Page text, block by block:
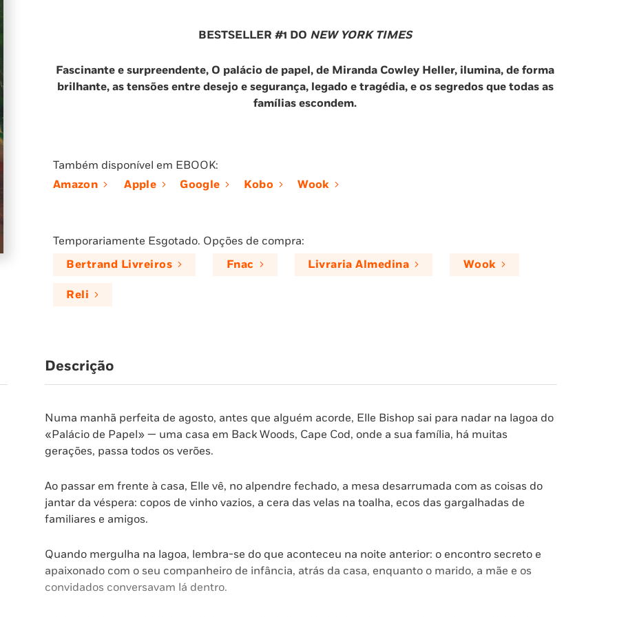
BESTSELLER #1 DO NEW YORK TIMES
Fascinante e surpreendente, O palácio de papel, de Miranda Cowley Heller, ilumina, de forma
brilhante, as tensões entre desejo e segurança, legado e tragédia, e os segredos que todas as
famílias escondem.
Também disponível em EBOOK:
Amazon
Apple Google Kobo Wook
Temporariamente Esgotado. Opções de compra:
Bertrand Livreiros
Fnac Livraria Almedina Wook
Reli
Descrição
Numa manhã perfeita de agosto, antes que alguém acorde, Elle Bishop sai para nadar na lagoa do
«Palácio de Papel» — uma casa em Back Woods, Cape Cod, onde a sua família, há muitas
gerações, passa todos os verões.
Ao passar em frente à casa, Elle vê, no alpendre fechado, a mesa desarrumada com as coisas do
jantar da véspera: copos de vinho vazios, a cera das velas na toalha, ecos das gargalhadas de
familiares e amigos.
Quando mergulha na lagoa, lembra-se do que aconteceu na noite anterior: o encontro secreto e
apaixonado com o seu companheiro de infância, atrás da casa, enquanto o marido, a mãe e os
convidados conversavam lá dentro.